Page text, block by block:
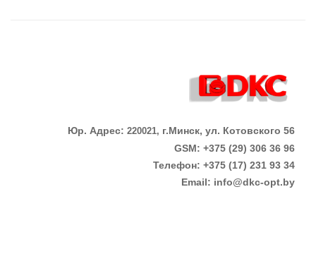
Юр. Адрес: 220021, г.Минск, ул. Котовского 56
GSM: +375 (29) 306 36 96
Телефон: +375 (17) 231 93 34
Email: info@dkc-opt.by